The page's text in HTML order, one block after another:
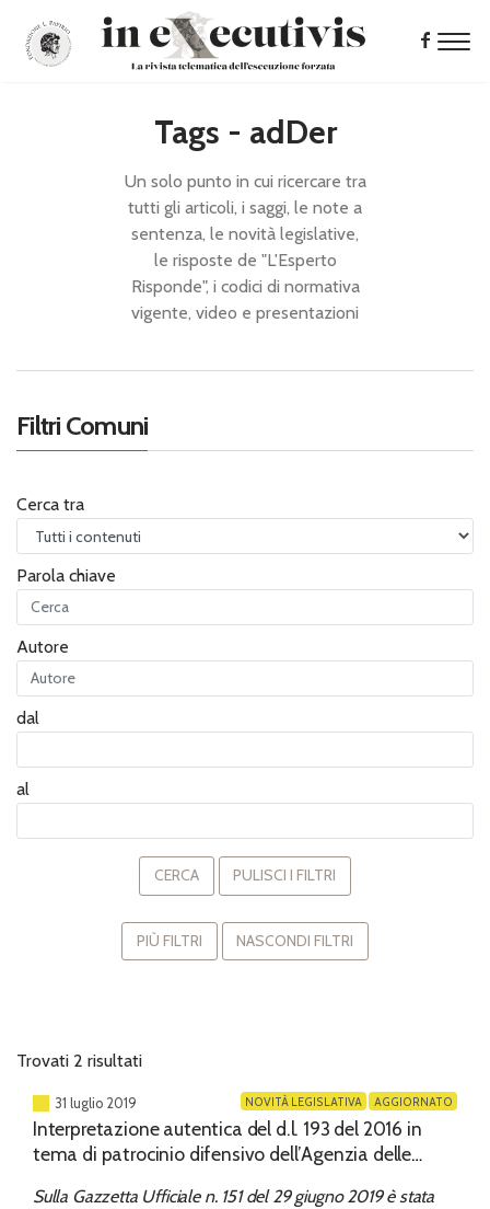
Tags - adDer
Un solo punto in cui ricercare tra
tutti gli articoli, i saggi, le note a
sentenza, le novità legislative,
le risposte de "L'Esperto
Risponde", i codici di normativa
vigente, video e presentazioni
Filtri Comuni
Cerca tra
Parola chiave
Autore
dal
al
CERCA PULISCI I FILTRI
PIÙ FILTRI NASCONDI FILTRI
Trovati 2 risultati
31 luglio 2019 AGGIORNATO
NOVITÀ LEGISLATIVA
Interpretazione autentica del d.l. 193 del 2016 in
tema di patrocinio difensivo dell’Agenzia delle
Sulla Gazzetta Ufficiale n. 151 del 29 giugno 2019 è stata